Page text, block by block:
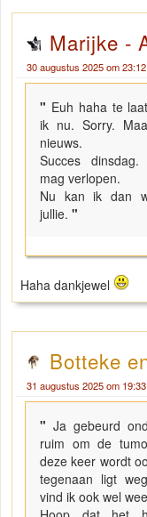
Marijke -
30 augustus 2025 om 23:12
" Euh haha te
ik nu. Sorry.
nieuws.
Succes
mag verlopen.
Nu kan ik dan
jullie. "
Haha dankjewel
Botteke
31 augustus 2025 om 19:33
" Ja gebeurd
ruim om de
deze keer wordt
tegenaan ligt
vind ik ook wel